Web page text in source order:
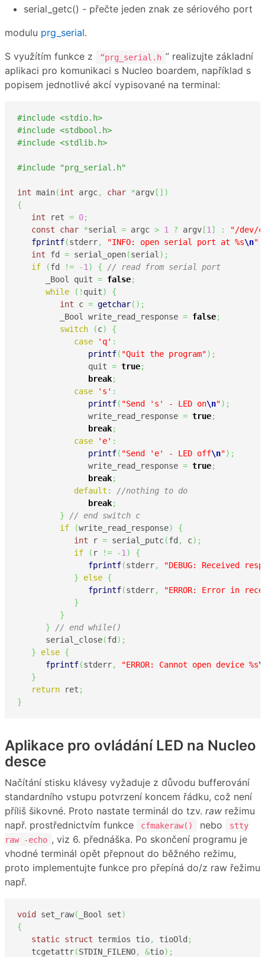
serial_getc() - přečte jeden znak ze sériového port
modulu prg_serial.
S využítím funkce z
“prg_serial.h ” realizujte základní
aplikaci pro komunikaci s Nucleo boardem, například s
popisem jednotlivé akcí vypisované na terminal:
#include <stdio.h>
#include <stdbool.h>
#include <stdlib.h>
#include "prg_serial.h"
int main(int argc, char *argv [ ] )
{
int ret = 0;
const
char *serial = argc > 1 ? argv [1 ] :
"/dev/
fprintf(stderr, "INFO: open serial port at %s\n"
int fd = serial_open(serial ) ;
if
(fd != -1 ) {
// read from serial port
      _Bool quit
= false;
while
( ! quit)
{
int c = getchar( ) ;
	 _Bool write_read_response
= false;
switch
(c)
{
case
'q' :
printf( "Quit the program") ;
	       quit
= true;
break;
case
's' :
printf( "Send 's' - LED on\n") ;
	       write_read_response
= true;
break;
case
'e' :
printf( "Send 'e' - LED off\n") ;
	       write_read_response
= true;
break;
default :
//nothing to do
break;
}
// end switch c
if
(write_read_response)
{
int r = serial_putc(fd , c) ;
if
( r != -1 )
{
fprintf(stderr,
"DEBUG: Received
}
else {
fprintf(stderr,
"ERROR: Error in
}
}
}
// end while()
      serial_close
(fd ) ;
}
else {
fprintf(stderr, "ERROR: Cannot open device %s
}
return ret ;
}
Aplikace pro ovládání LED na Nucleo
desce
Načítání stisku klávesy vyžaduje z důvodu bufferování
standardního vstupu potvrzení koncem řádku, což není
příliš šikovné. Proto nastate terminál do tzv. raw režimu
např. prostřednictvím funkce
cfmakeraw() nebo
stty
raw -echo , viz 6. přednáška. Po skončení programu je
vhodné terminál opět přepnout do běžného režimu,
proto implementujte funkce pro přepíná do/z raw řežimu
např.
void set_raw( _Bool set)
{
static struct termios tio, tioOld ;
   tcgetattr
(STDIN_FILENO, &tio) ;